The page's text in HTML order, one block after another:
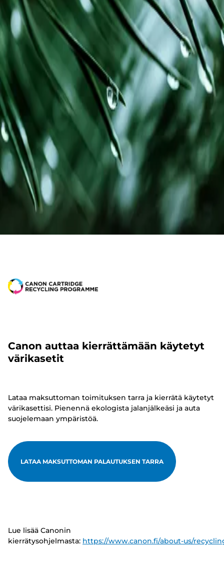
Canon auttaa kierrättämään käytetyt
värikasetit
Lataa maksuttoman toimituksen tarra ja kierrätä käytetyt
värikasettisi. Pienennä ekologista jalanjälkeäsi ja auta
suojelemaan ympäristöä.
LATAA MAKSUTTOMAN PALAUTUKSEN TARRA
Lue lisää Canonin
kierrätysohjelmasta: https://www.canon.fi/about-us/